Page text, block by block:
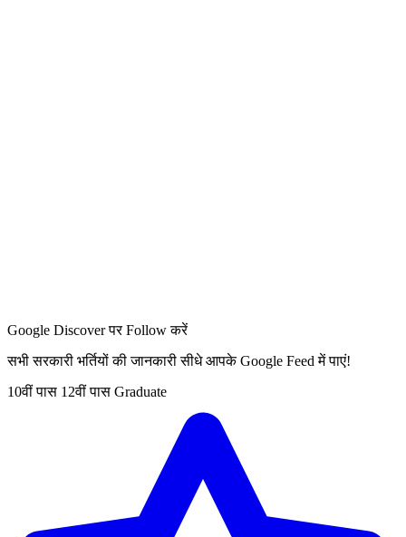
Google Discover पर Follow करें
सभी सरकारी भर्तियों की जानकारी सीधे आपके Google Feed में पाएं!
10वीं पास 12वीं पास Graduate